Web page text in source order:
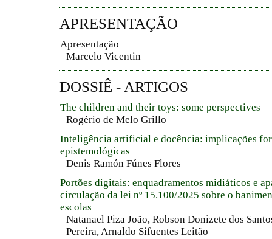
APRESENTAÇÃO
Apresentação
Marcelo Vicentin
DOSSIÊ - ARTIGOS
The children and their toys: some perspectives
Rogério de Melo Grillo
Inteligência artificial e docência: implicações
epistemológicas
Denis Ramón Fúnes Flores
Portões digitais: enquadramentos midiáticos e
circulação da lei nº 15.100/2025 sobre o
escolas
Natanael Piza João, Robson Donizete dos
Pereira, Arnaldo Sifuentes Leitão